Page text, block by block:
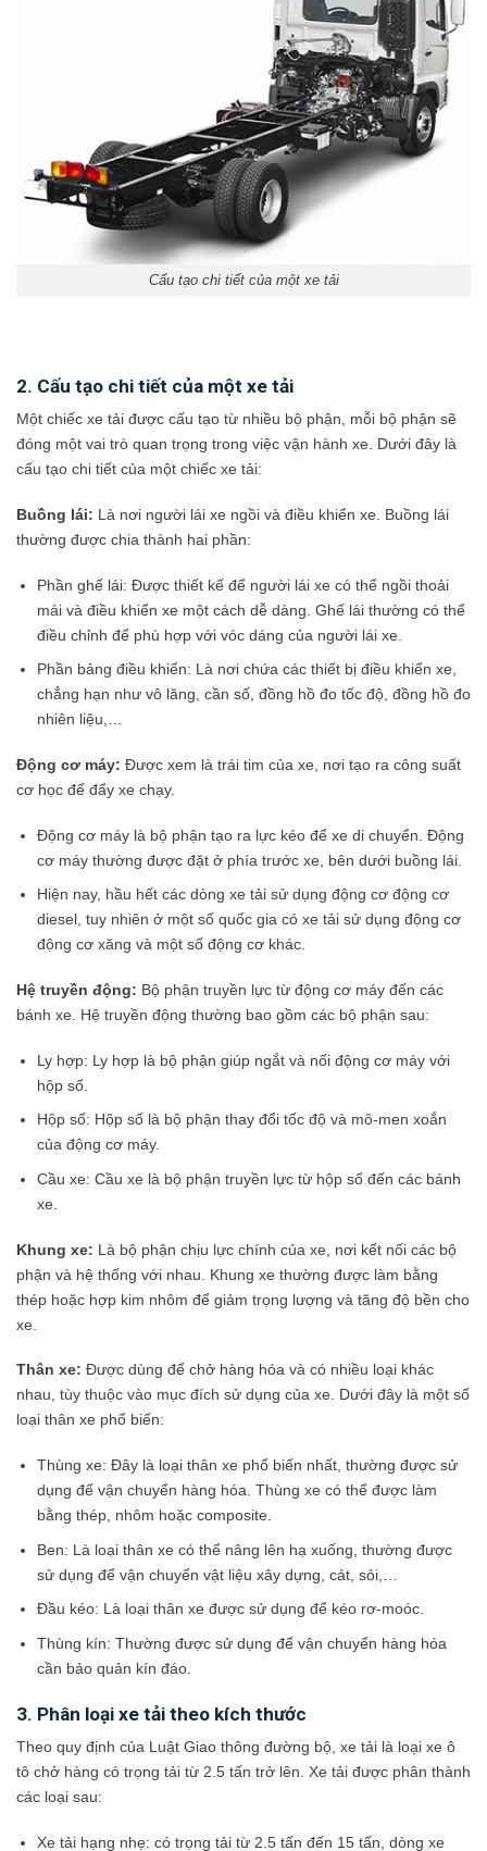
Cấu tạo chi tiết của một xe tải
2. Cấu tạo chi tiết của một xe tải
Một chiếc xe tải được cấu tạo từ nhiều bộ phận, mỗi bộ phận sẽ
đóng một vai trò quan trọng trong việc vận hành xe. Dưới đây là
cấu tạo chi tiết của một chiếc xe tải:
Buồng lái: Là nơi người lái xe ngồi và điều khiển xe. Buồng lái
thường được chia thành hai phần:
Phần ghế lái: Được thiết kế để người lái xe có thể ngồi thoải
mái và điều khiển xe một cách dễ dàng. Ghế lái thường có thể
điều chỉnh để phù hợp với vóc dáng của người lái xe.
Phần bảng điều khiển: Là nơi chứa các thiết bị điều khiển xe,
chẳng hạn như vô lăng, cần số, đồng hồ đo tốc độ, đồng hồ đo
nhiên liệu,…
Động cơ máy: Được xem là trái tim của xe, nơi tạo ra công suất
cơ học để đẩy xe chạy.
Động cơ máy là bộ phận tạo ra lực kéo để xe di chuyển. Động
cơ máy thường được đặt ở phía trước xe, bên dưới buồng lái.
Hiện nay, hầu hết các dòng xe tải sử dụng động cơ động cơ
diesel, tuy nhiên ở một số quốc gia có xe tải sử dụng động cơ
động cơ xăng và một số động cơ khác.
Hệ truyền động: Bộ phận truyền lực từ động cơ máy đến các
bánh xe. Hệ truyền động thường bao gồm các bộ phận sau:
Ly hợp: Ly hợp là bộ phận giúp ngắt và nối động cơ máy với
hộp số.
Hộp số: Hộp số là bộ phận thay đổi tốc độ và mô-men xoắn
của động cơ máy.
Cầu xe: Cầu xe là bộ phận truyền lực từ hộp số đến các bánh
xe.
Khung xe: Là bộ phận chịu lực chính của xe, nơi kết nối các bộ
phận và hệ thống với nhau. Khung xe thường được làm bằng
thép hoặc hợp kim nhôm để giảm trọng lượng và tăng độ bền cho
xe.
Thân xe: Được dùng để chở hàng hóa và có nhiều loại khác
nhau, tùy thuộc vào mục đích sử dụng của xe. Dưới đây là một số
loại thân xe phổ biến:
Thùng xe: Đây là loại thân xe phổ biến nhất, thường được sử
dụng để vận chuyển hàng hóa. Thùng xe có thể được làm
bằng thép, nhôm hoặc composite.
Ben: Là loại thân xe có thể nâng lên hạ xuống, thường được
sử dụng để vận chuyển vật liệu xây dựng, cát, sỏi,…
Đầu kéo: Là loại thân xe được sử dụng để kéo rơ-moóc.
Thùng kín: Thường được sử dụng để vận chuyển hàng hóa
cần bảo quản kín đáo.
3. Phân loại xe tải theo kích thước
Theo quy định của Luật Giao thông đường bộ, xe tải là loại xe ô
tô chở hàng có trọng tải từ 2.5 tấn trở lên. Xe tải được phân thành
các loại sau:
Xe tải hạng nhẹ: có trọng tải từ 2.5 tấn đến 15 tấn, dòng xe